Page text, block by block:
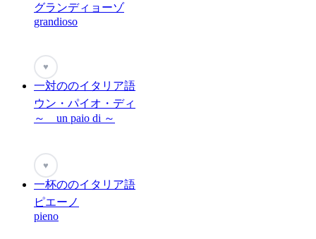
グランディョーゾ
grandioso
♥
一対ののイタリア語
ウン・パイオ・ディ
～ un paio di ～
♥
一杯ののイタリア語
ピエーノ
pieno